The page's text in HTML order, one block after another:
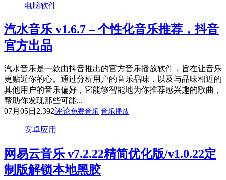
电脑软件
汽水音乐 v1.6.7 – 个性化音乐推荐，抖音
官方出品
汽水音乐是一款由抖音推出的官方音乐播放软件，旨在让音乐
更贴近你的心。通过分析用户的音乐品味，以及与品味相近的
其他用户的音乐偏好，它能够智能地为你推荐感兴趣的歌曲，
帮助你发现那些可能...
07月05日 2,392评论免费音乐 音乐播放
安卓应用
网易云音乐 v7.2.22精简优化版/v1.0.22定
制版解锁本地黑胶